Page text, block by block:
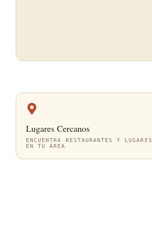
Lugares Cercanos
ENCUENTRA RESTAURANTES Y LUGARES
EN TU ÁREA